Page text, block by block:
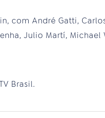
com André Gatti,
Julio Martí, Michael
Brasil.